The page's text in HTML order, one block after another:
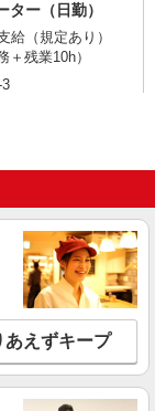
ー（日勤）
（規定あり）
＋残業10h）
交替）
1875円 ※交通費全
33.7万円（20日勤
を見る
あえずキープ